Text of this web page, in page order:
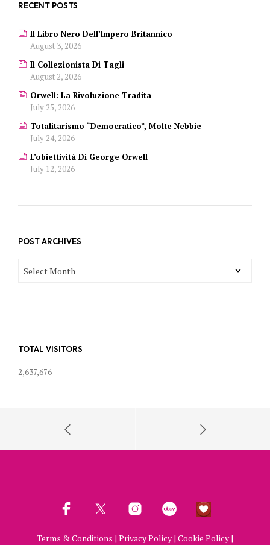
RECENT POSTS
Il Libro Nero Dell’Impero Britannico
August 3, 2026
Il Collezionista Di Tagli
August 2, 2026
Orwell: La Rivoluzione Tradita
July 25, 2026
Totalitarismo “democratico”, Molte Nebbie
July 24, 2026
L’obiettività Di George Orwell
July 12, 2026
POST ARCHIVES
TOTAL VISITORS
2,637,676
Terms & Conditions | Privacy Policy | Cookie Policy |